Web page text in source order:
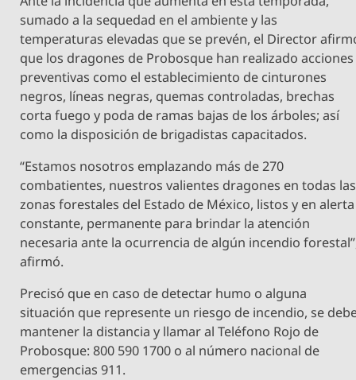
sumado a la sequedad en el ambiente y las
temperaturas elevadas que se prevén, el Director
que los dragones de Probosque han realizado acciones
preventivas como el establecimiento de cinturones
negros, líneas negras, quemas controladas, brechas
corta fuego y poda de ramas bajas de los árboles; así
como la disposición de brigadistas capacitados.
“Estamos nosotros emplazando más de 270
combatientes, nuestros valientes dragones en todas las
zonas forestales del Estado de México, listos y en alerta
constante, permanente para brindar la atención
necesaria ante la ocurrencia de algún incendio
afirmó.
Precisó que en caso de detectar humo o alguna
situación que represente un riesgo de incendio, se
mantener la distancia y llamar al Teléfono Rojo de
Probosque: 800 590 1700 o al número nacional de
emergencias 911.